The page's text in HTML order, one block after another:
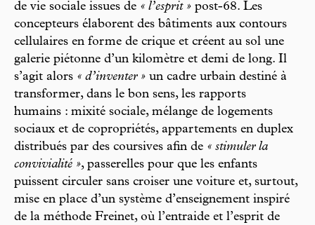
de vie sociale issues de « l’esprit » post-68. Les
concepteurs élaborent des bâtiments aux contours
cellulaires en forme de crique et créent au sol une
galerie piétonne d’un kilomètre et demi de long. Il
s’agit alors « d’inventer » un cadre urbain destiné à
transformer, dans le bon sens, les rapports
humains : mixité sociale, mélange de logements
sociaux et de copropriétés, appartements en duplex
distribués par des coursives afin de « stimuler la
convivialité », passerelles pour que les enfants
puissent circuler sans croiser une voiture et, surtout,
mise en place d’un système d’enseignement inspiré
de la méthode Freinet, où l’entraide et l’esprit de